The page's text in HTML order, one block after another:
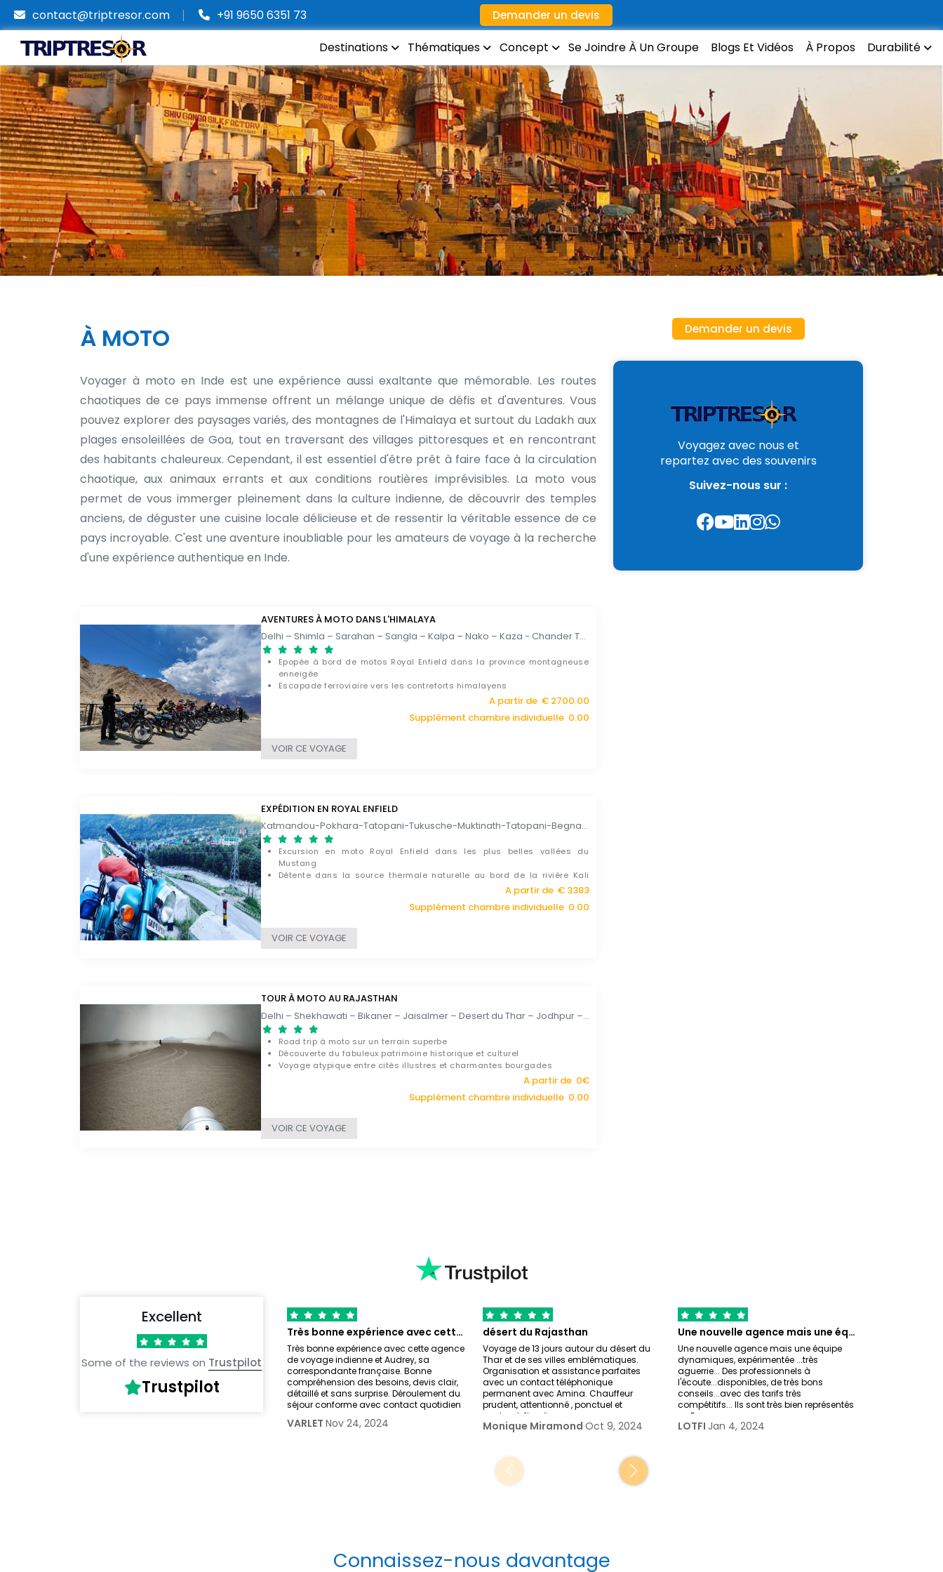
contact@triptresor.com +91 9650 6351 73 Demander un devis
Destinations Thématiques Concept Se Joindre À Un Groupe Blogs Et Vidéos À Propos Durabilité
À MOTO
Voyager à moto en Inde est une expérience aussi exaltante que mémorable. Les routes
chaotiques de ce pays immense offrent un mélange unique de défis et d'aventures. Vous
pouvez explorer des paysages variés, des montagnes de l'Himalaya et surtout du Ladakh aux
plages ensoleillées de Goa, tout en traversant des villages pittoresques et en rencontrant
des habitants chaleureux. Cependant, il est essentiel d'être prêt à faire face à la circulation
chaotique, aux animaux errants et aux conditions routières imprévisibles. La moto vous
permet de vous immerger pleinement dans la culture indienne, de découvrir des temples
anciens, de déguster une cuisine locale délicieuse et de ressentir la véritable essence de ce
pays incroyable. C'est une aventure inoubliable pour les amateurs de voyage à la recherche
d'une expérience authentique en Inde.
AVENTURES À MOTO DANS L'HIMALAYA
Delhi – Shimla – Sarahan – Sangla – Kalpa – Nako – Kaza - Chander Tal – Keylong – Sarchu - Tso Kar – Leh - Vallee de Nubra – Leh - Lac Pangong – Leh - Delhi / 23 JOURS
Epopée à bord de motos Royal Enfield dans la province montagneuse
enneigée
Escapade ferroviaire vers les contreforts himalayens
Parcous idéal pour les passionnés d’histoires et les amoureux de la
A partir de € 2700.00
Supplément chambre individuelle 0.00
VOIR CE VOYAGE
EXPÉDITION EN ROYAL ENFIELD
Katmandou-Pokhara-Tatopani-Tukusche-Muktinath-Tatopani-Begnas Lake-Nuwakot-Katmandou / 13 JOURS
Excursion en moto Royal Enfield dans les plus belles vallées du
Mustang
Détente dans la source thermale naturelle au bord de la rivière Kali
A partir de € 3383
Supplément chambre individuelle 0.00
VOIR CE VOYAGE
TOUR À MOTO AU RAJASTHAN
Delhi – Shekhawati – Bikaner – Jaisalmer – Desert du Thar – Jodhpur – Ranakpur– Kumbhalgarh – Udaipur – Jojawar – Jaipur – Alwar – Kesroli – Delhi / 15 JOURS
Road trip à moto sur un terrain superbe
Découverte du fabuleux patrimoine historique et culturel
Voyage atypique entre cités illustres et charmantes bourgades
A partir de 0€
Supplément chambre individuelle 0.00
VOIR CE VOYAGE
Demander un devis
Voyagez avec nous et
repartez avec des souvenirs
Suivez-nous sur :
Excellent
Some of the reviews on Trustpilot
Trustpilot
Très bonne expérience avec cette agence…
Très bonne expérience avec cette agence
de voyage indienne et Audrey, sa
correspondante française. Bonne
compréhension des besoins, devis clair,
détaillé et sans surprise. Déroulement du
séjour conforme avec contact quotidien
VARLET Nov 24, 2024
désert du Rajasthan
Voyage de 13 jours autour du désert du
Thar et de ses villes emblématiques.
Organisation et assistance parfaites
avec un contact téléphonique
permanent avec Amina. Chauffeur
prudent, attentionné , ponctuel et
sachant être dis
Monique Miramond Oct 9, 2024
Une nouvelle agence mais une équipe…
Une nouvelle agence mais une équipe
dynamiques, expérimentée ...très
aguerrie... Des professionnels à
l'écoute...disponibles, de très bons
conseils...avec des tarifs très
compétitifs... Ils sont très bien représentés
en Eur
LOTFI Jan 4, 2024
Connaissez-nous davantage